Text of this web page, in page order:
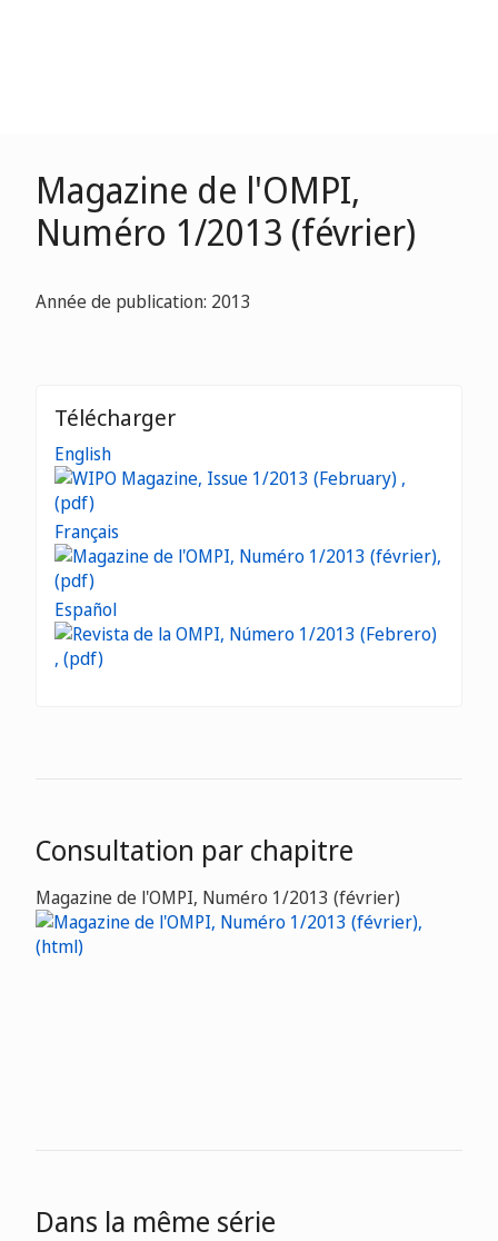
Magazine de l'OMPI,
Numéro 1/2013 (février)
Année de publication: 2013
Télécharger
English
Français
Español
Consultation par chapitre
Magazine de l'OMPI, Numéro 1/2013 (février)
Dans la même série